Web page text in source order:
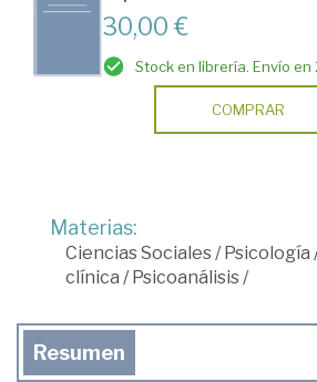
30,00 €
Stock en librería. Envío
COMPRAR
Materias:
Ciencias Sociales/Psicología
clínica /Psicoanálisis/
Resumen